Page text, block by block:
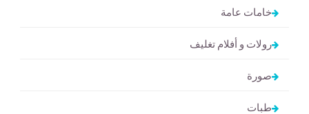
خامات عامة
رولات و أفلام تغليف
صورة
طبات